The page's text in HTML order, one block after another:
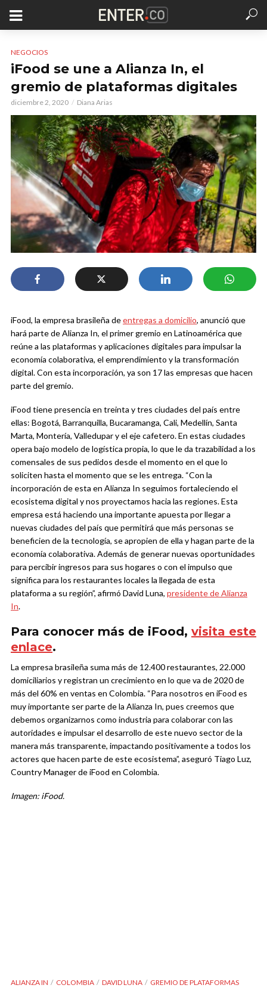
NEGOCIOS
iFood se une a Alianza In, el
gremio de plataformas digitales
diciembre 2, 2020 Diana Arias
iFood, la empresa brasileña deentregas a domicilio, anunció que
hará parte de Alianza In, el primer gremio en Latinoamérica que
reúne a las plataformas y aplicaciones digitales para impulsar la
economía colaborativa, el emprendimiento y la transformación
digital. Con esta incorporación, ya son 17 las empresas que hacen
parte del gremio.
iFood tiene presencia en treinta y tres ciudades del país entre
ellas: Bogotá, Barranquilla, Bucaramanga, Cali, Medellín, Santa
Marta, Montería, Valledupar y el eje cafetero. En estas ciudades
opera bajo modelo de logística propia, lo que le da trazabilidad a los
comensales de sus pedidos desde el momento en el que lo
soliciten hasta el momento que se les entrega. “Con la
incorporación de esta en Alianza In seguimos fortaleciendo el
ecosistema digital y nos proyectamos hacia las regiones. Esta
empresa está haciendo una importante apuesta por llegar a
nuevas ciudades del país que permitirá que más personas se
beneficien de la tecnología, se apropien de ella y hagan parte de la
economía colaborativa. Además de generar nuevas oportunidades
para percibir ingresos para sus hogares o con el impulso que
significa para los restaurantes locales la llegada de esta
plataforma a su región”, afirmó David Luna, presidente de Alianza
In.
Para conocer más de iFood, visita este
enlace.
La empresa brasileña suma más de 12.400 restaurantes, 22.000
domiciliarios y registran un crecimiento en lo que va de 2020 de
más del 60% en ventas en Colombia. “Para nosotros en iFood es
muy importante ser parte de la Alianza In, pues creemos que
debemos organizarnos como industria para colaborar con las
autoridades e impulsar el desarrollo de este nuevo sector de la
manera más transparente, impactando positivamente a todos los
actores que hacen parte de este ecosistema”, aseguró Tiago Luz,
Country Manager de iFood en Colombia.
Imagen: iFood.
ALIANZA IN COLOMBIA DAVID LUNA
GREMIO DE PLATAFORMAS